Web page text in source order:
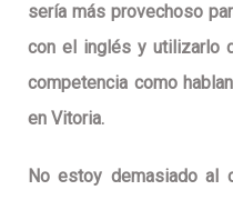
sería más provechoso
con el inglés y utilizarlo
competencia como
en Vitoria.
No estoy demasiado al